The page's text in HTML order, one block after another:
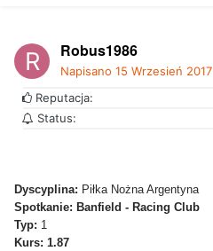
Robus1986
Napisano 15 Wrzesień 2017
Reputacja:
Status:
Dyscyplina: Piłka Nożna Argentyna
Spotkanie: Banfield - Racing Club
Typ: 1
Kurs: 1.87